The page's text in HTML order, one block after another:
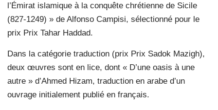
l’Émirat islamique à la conquête chrétienne de Sicile
(827-1249) » de Alfonso Campisi, sélectionné pour le
prix Prix Tahar Haddad.
Dans la catégorie traduction (prix Prix Sadok Mazigh),
deux œuvres sont en lice, dont « D’une oasis à une
autre » d’Ahmed Hizam, traduction en arabe d’un
ouvrage initialement publié en français.